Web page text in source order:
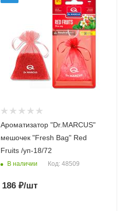
Ароматизатор "Dr.MARСUS"
мешочек "Fresh Bag" Red
Fruits /уп-18/72
В наличии Код: 48509
186₽/шт